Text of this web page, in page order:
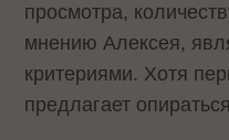
просмотра,
мнению Алексея,
критериями. Хотя
предлагает